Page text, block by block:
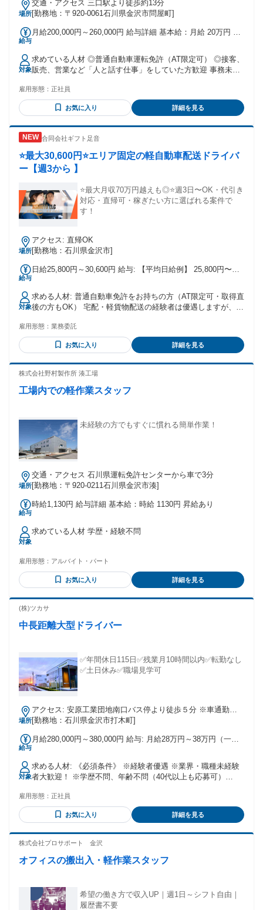
場所
交通・アクセス 三口駅より徒歩約13分
[勤務地：〒920-0061石川県金沢市問屋町]
給与
月給200,000円～260,000円 給与詳細 基本給：月給 20万円 〜
れる通勤・皆勤・家族手当金額：なし 全員に一律で支払われ
るその他手当金額：なし ※経験・能力を考慮の上、決定しま
す。 ・昇給あり（年1回） ・賞与あり（年2回） ・通勤手当
支給
対象
求めている人材 ◎普通自動車運転免許（AT限定可） ◎接客、
販売、営業など「人と話す仕事」をしていた方歓迎 事務未経
こんな方にピッタリ！／／ ・相手の状況を察し、丁寧なコミ
ュニケーションを大切にできる方 ・車が好き、または機械に
興味がある方（知識は後からでOK！） ・立ち仕事からオフィ
して働きたい方 ・テキパキと効率よく仕事を進めるのが好き
な方
雇用形態： 正社員
お気に入り 詳細を見る
合同会社ギフト足音
⭐️最大30,600円⭐️エリア固定の軽自動車配送ドライバ
ー【週3から 】
⭐️最大月収70万円越えも◎⭐️週3日〜OK・代引き
対応・直帰可・稼ぎたい方に選ばれる案件で
す！
場所
アクセス: 直帰OK
[勤務地：石川県金沢市]
給与
日給25,800円～30,600円 給与: 【平均日給例】 25,800円〜
対象
求める人材: 普通自動車免許をお持ちの方（AT限定可・取得直
後の方もOK） 宅配・軽貨物配送の経験者は優遇しますが、
週3日以上稼働できる方、固定エリアでの配送ドライバーとし
て稼ぎたい方をお待ちしています。
雇用形態： 業務委託
お気に入り 詳細を見る
株式会社野村製作所 湊工場
工場内での軽作業スタッフ
未経験の方でもすぐに慣れる簡単作業！
場所
交通・アクセス 石川県運転免許センターから車で3分
[勤務地：〒920-0211石川県金沢市湊]
給与
時給1,130円 給与詳細 基本給：時給 1130円 昇給あり
対象
求めている人材 学歴・経験不問
雇用形態： アルバイト・パート
お気に入り 詳細を見る
(株)ツカサ
中長距離大型ドライバー
✅年間休日115日✅残業月10時間以内✅転勤なし
✅土日休み✅職場見学可
場所
アクセス: 安原工業団地南口バス停より徒歩５分 ※車通勤
OK、バイク通勤OK
[勤務地：石川県金沢市打木町]
給与
月給280,000円～380,000円 給与: 月給28万円～38万円（一律
ヶ月分） 昇格あり 無事故手当（月2万円）や車両手当など、
頑張りはしっかり還元します。 ●平均年収 日帰り配送：390万
円（月給＋賞与） ４トン長距離：440万円（月給＋賞与） １
０トン長距離：490万円（月給＋賞与）
対象
求める人材: 《必須条件》 ※経験者優遇 ※業界・職種未経験
者大歓迎！ ※学歴不問、年齢不問（40代以上も応募可）
理由：あり（55歳以下（例外事由3号のイ・長期勤続によるキ
ャリア形成のため））
雇用形態： 正社員
お気に入り 詳細を見る
株式会社プロサポート 金沢
オフィスの搬出入・軽作業スタッフ
希望の働き方で収入UP｜週1日～シフト自由｜
履歴書不要